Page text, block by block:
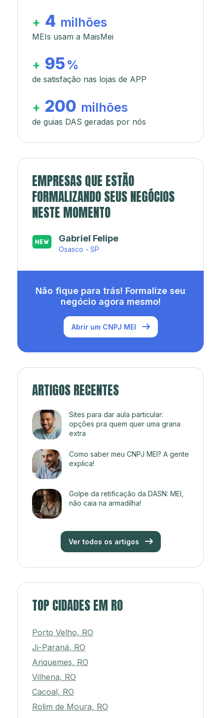
+ 4 milhões
MEIs usam a MaisMei
+ 95 %
de satisfação nas lojas de APP
+ 200 milhões
de guias DAS geradas por nós
EMPRESAS QUE ESTÃO
FORMALIZANDO SEUS NEGÓCIOS
NESTE MOMENTO
Japa’s açaí e sorveteria
Rio de Janeiro - RJ
Não fique para trás! Formalize seu
negócio agora mesmo!
Abrir um CNPJ MEI
ARTIGOS RECENTES
Sites para dar aula particular:
opções pra quem quer uma grana
extra
Como saber meu CNPJ MEI? A gente
explica!
Golpe da retificação da DASN: MEI,
não caia na armadilha!
Ver todos os artigos
TOP CIDADES EM RO
Porto Velho, RO
Ji-Paraná, RO
Ariquemes, RO
Vilhena, RO
Cacoal, RO
Rolim de Moura, RO